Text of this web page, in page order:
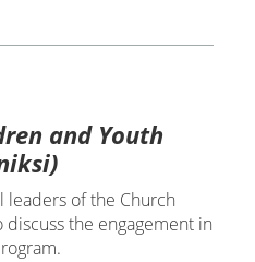
and Youth
leaders of the Church
the engagement in